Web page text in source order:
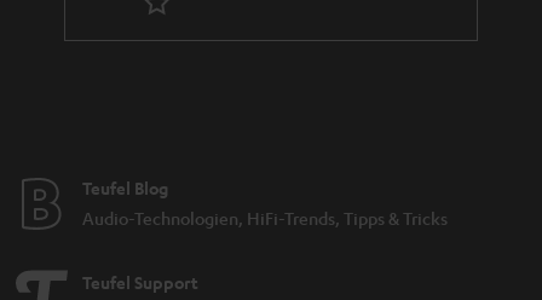
Teufel Blog
Audio-Technologien, HiFi-Trends, Tipps & Tricks
Teufel Support